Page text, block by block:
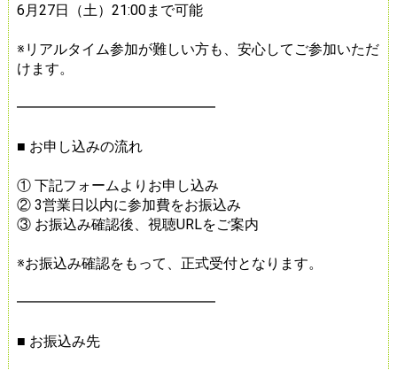
6月27日（土）21:00まで可能
※リアルタイム参加が難しい方も、安心してご参加いただ
けます。
━━━━━━━━━━━━━━
■ お申し込みの流れ
① 下記フォームよりお申し込み
② 3営業日以内に参加費をお振込み
③ お振込み確認後、視聴URLをご案内
※お振込み確認をもって、正式受付となります。
━━━━━━━━━━━━━━
■ お振込み先